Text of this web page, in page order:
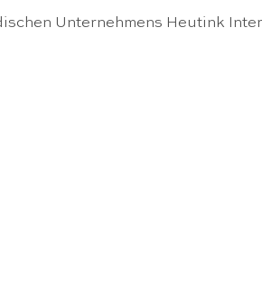
Unternehmens Heutink